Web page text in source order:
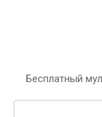
Бесплатный
Поиск: